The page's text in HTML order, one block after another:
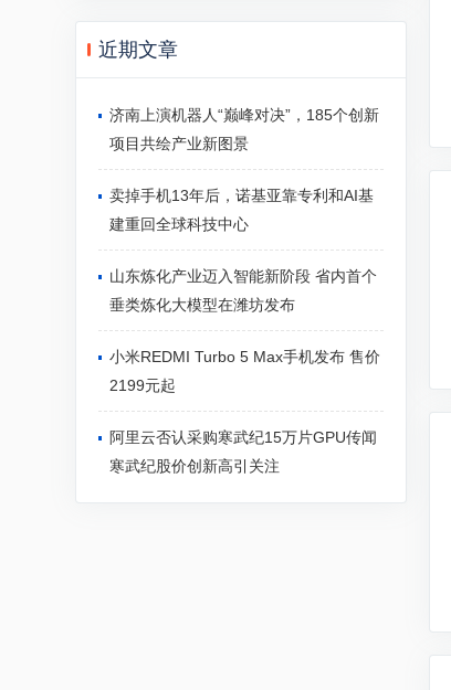
近期文章
济南上演机器人“巅峰对决”，185个创新
项目共绘产业新图景
卖掉手机13年后，诺基亚靠专利和AI基
建重回全球科技中心
山东炼化产业迈入智能新阶段 省内首个
垂类炼化大模型在潍坊发布
小米REDMI Turbo 5 Max手机发布 售价
2199元起
阿里云否认采购寒武纪15万片GPU传闻
寒武纪股价创新高引关注